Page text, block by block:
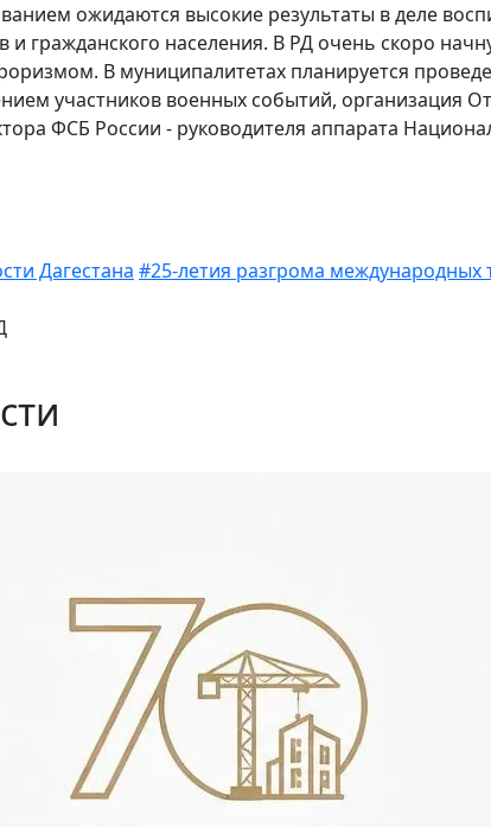
ожидаются высокие результаты в деле
гражданского населения. В РД очень скоро
В муниципалитетах планируется
участников военных событий, организация
ФСБ России - руководителя аппарата
Дагестана #25-летия разгрома международных